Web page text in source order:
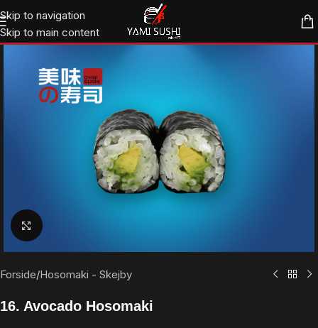
Skip to navigation
Skip to main content
Klik for at forstørre
Forside/Hosomaki - Skejby
16. Avocado Hosomaki